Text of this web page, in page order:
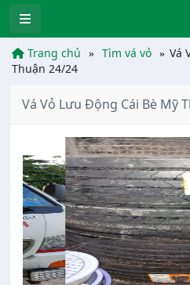
Trang chủ Tìm vá vỏ
Vá
Thuận 24/24
Vá Vỏ Lưu Động Cái Bè Mỹ